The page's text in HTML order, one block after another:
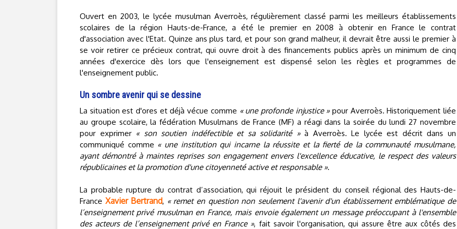
Ouvert en 2003, le lycée musulman Averroès, régulièrement classé parmi les meilleurs établissements
scolaires de la région Hauts-de-France, a été le premier en 2008 à obtenir en France le contrat
d'association avec l'Etat. Quinze ans plus tard, et pour son grand malheur, il devrait être aussi le premier à
se voir retirer ce précieux contrat, qui ouvre droit à des financements publics après un minimum de cinq
années d'exercice dès lors que l'enseignement est dispensé selon les règles et programmes de
l'enseignement public.
Un sombre avenir qui se dessine
La situation est d'ores et déjà vécue comme « une profonde injustice »pour Averroès. Historiquement liée
au groupe scolaire, la fédération Musulmans de France (MF) a réagi dans la soirée du lundi 27 novembre
pour exprimer « son soutien indéfectible et sa solidarité »à Averroès. Le lycée est décrit dans un
communiqué comme « une institution qui incarne la réussite et la fierté de la communauté musulmane,
ayant démontré à maintes reprises son engagement envers l'excellence éducative, le respect des valeurs
républicaines et la promotion d'une citoyenneté active et responsable ».
La probable rupture du contrat d’association, qui réjouit le président du conseil régional des Hauts-de-
France Xavier Bertrand, « remet en question non seulement l'avenir d'un établissement emblématique de
l’enseignement privé musulman en France, mais envoie également un message préoccupant à l'ensemble
des acteurs de l’enseignement privé en France », fait savoir l'organisation, qui assure être aux côtés des